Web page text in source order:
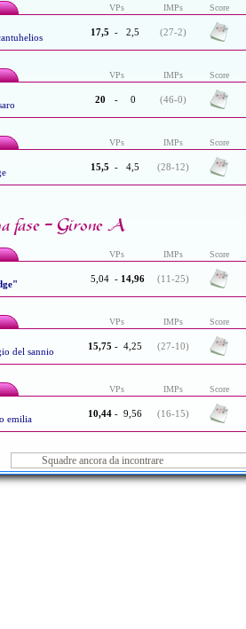
VPs IMPs Score
17,5 - 2,5 (27-2)
VPs IMPs Score
20 - 0 (46-0)
VPs IMPs Score
15,5 - 4,5 (28-12)
fase - Girone A
VPs IMPs Score
5,04 - 14,96 (11-25)
VPs IMPs Score
del sannio
15,75 - 4,25 (27-10)
VPs IMPs Score
emilia
10,44 - 9,56 (16-15)